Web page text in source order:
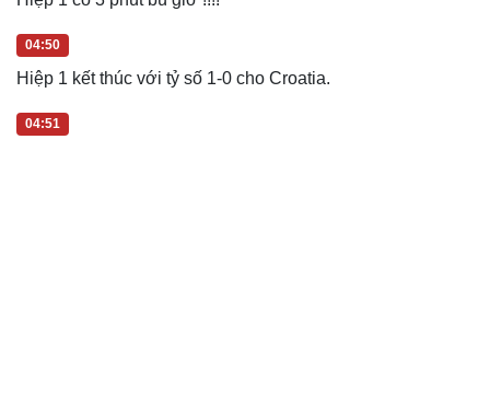
Hiệp 1 có 3 phút bù giờ !!!!
04:50
Hiệp 1 kết thúc với tỷ số 1-0 cho Croatia.